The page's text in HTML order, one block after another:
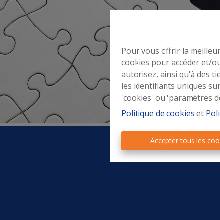
Pour vous offrir la
cookies pour accéder et/
autorisez, ainsi qu'à des
les identifiants uniques
'cookies' ou 'paramètres
Politique de cookies et
Accepter tous les
Wallonie